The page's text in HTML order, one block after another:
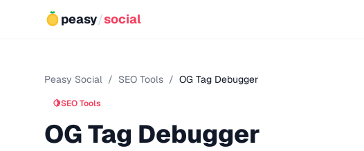
peasy/social
Peasy Social / SEO Tools / OG Tag Debugger
🍋SEO Tools
OG Tag Debugger